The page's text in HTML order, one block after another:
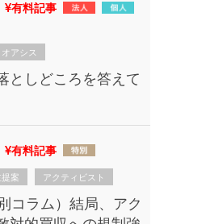
有料記事
オアシス
としどころを答えて
有料記事
案 アクティビスト
コラム）結局、アク